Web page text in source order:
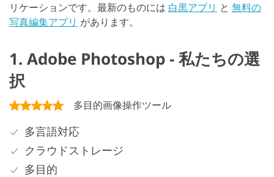
リケーションです。最新のものには 白黒アプリ と 無料の
写真編集アプリ があります。
1. Adobe Photoshop - 私たちの選
択
多目的画像操作ツール
多言語対応
クラウドストレージ
多目的